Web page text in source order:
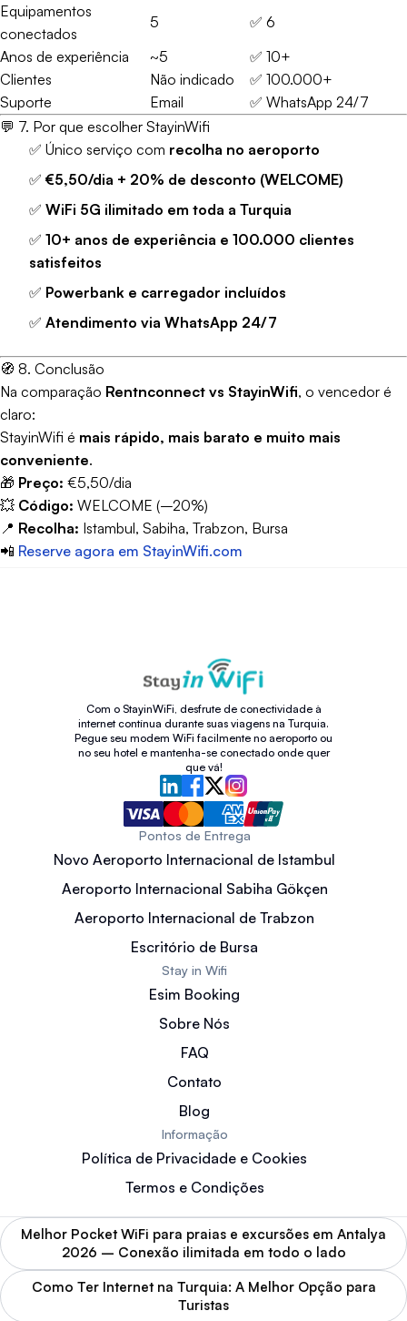
Equipamentos
conectados
5
✅ 6
Anos de experiência
~5
✅ 10+
Clientes
Não indicado
✅ 100.000+
Suporte
Email
✅ WhatsApp 24/7
💬 7. Por que escolher StayinWifi
✅ Único serviço com recolha no aeroporto
✅ €5,50/dia + 20% de desconto (WELCOME)
✅ WiFi 5G ilimitado em toda a Turquia
✅ 10+ anos de experiência e 100.000 clientes
satisfeitos
✅ Powerbank e carregador incluídos
✅ Atendimento via WhatsApp 24/7
🧭 8. Conclusão
Na comparação Rentnconnect vs StayinWifi, o vencedor é
claro:
StayinWifi é mais rápido, mais barato e muito mais
conveniente.
🎁 Preço: €5,50/dia
💥 Código: WELCOME (–20%)
📍 Recolha: Istambul, Sabiha, Trabzon, Bursa
📲 Reserve agora em StayinWifi.com
Com o StayinWiFi, desfrute de conectividade à
internet contínua durante suas viagens na Turquia.
Pegue seu modem WiFi facilmente no aeroporto ou
no seu hotel e mantenha-se conectado onde quer
que vá!
Pontos de Entrega
Novo Aeroporto Internacional de Istambul
Aeroporto Internacional Sabiha Gökçen
Aeroporto Internacional de Trabzon
Escritório de Bursa
Stay in Wifi
Esim Booking
Sobre Nós
FAQ
Contato
Blog
Informação
Política de Privacidade e Cookies
Termos e Condições
Melhor Pocket WiFi para praias e excursões em Antalya
2026 – Conexão ilimitada em todo o lado
Como Ter Internet na Turquia: A Melhor Opção para
Turistas